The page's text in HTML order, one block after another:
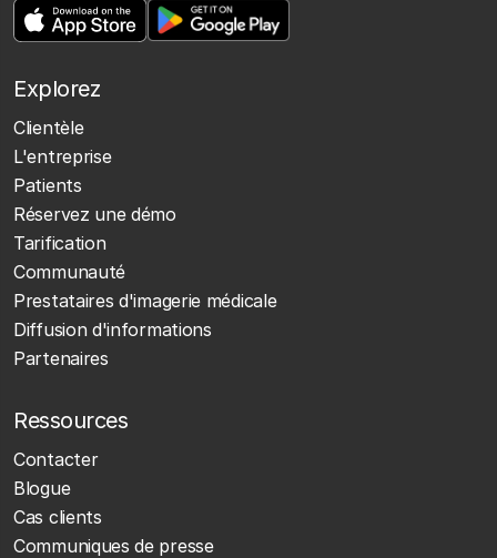
Explorez
Clientèle
L'entreprise
Patients
Réservez une démo
Tarification
Communauté
Prestataires d'imagerie médicale
Diffusion d'informations
Partenaires
Ressources
Contacter
Blogue
Cas clients
Communiques de presse